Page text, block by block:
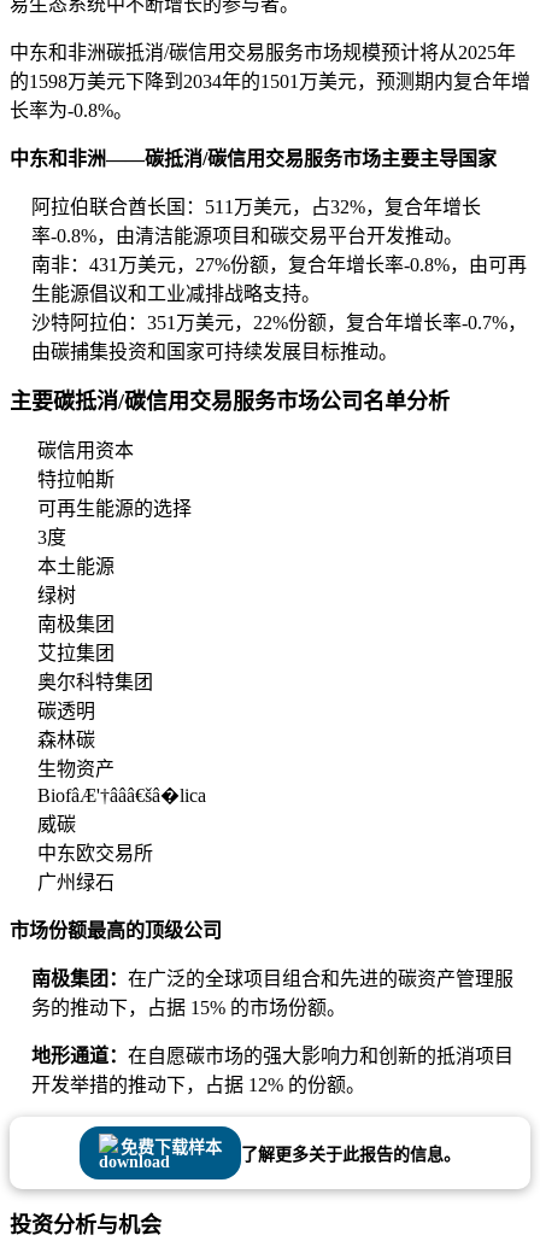
易生态系统中不断增长的参与者。
中东和非洲碳抵消/碳信用交易服务市场规模预计将从2025年
的1598万美元下降到2034年的1501万美元，预测期内复合年增
长率为-0.8%。
中东和非洲——碳抵消/碳信用交易服务市场主要主导国家
阿拉伯联合酋长国：511万美元，占32%，复合年增长
率-0.8%，由清洁能源项目和碳交易平台开发推动。
南非：431万美元，27%份额，复合年增长率-0.8%，由可再
生能源倡议和工业减排战略支持。
沙特阿拉伯：351万美元，22%份额，复合年增长率-0.7%，
由碳捕集投资和国家可持续发展目标推动。
主要碳抵消/碳信用交易服务市场公司名单分析
碳信用资本
特拉帕斯
可再生能源的选择
3度
本土能源
绿树
南极集团
艾拉集团
奥尔科特集团
碳透明
森林碳
生物资产
BiofâÆ'†âââ€šâ�lica
威碳
中东欧交易所
广州绿石
市场份额最高的顶级公司
南极集团： 在广泛的全球项目组合和先进的碳资产管理服
务的推动下，占据 15% 的市场份额。
地形通道： 在自愿碳市场的强大影响力和创新的抵消项目
开发举措的推动下，占据 12% 的份额。
免费下载样本 了解更多关于此报告的信息。
投资分析与机会